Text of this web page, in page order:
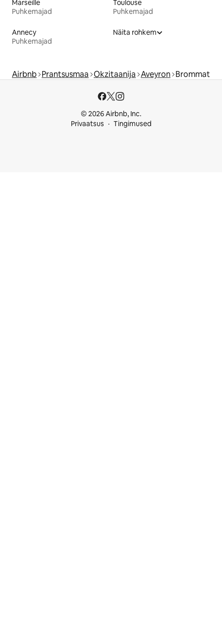
Marseille
Puhkemajad
Toulouse
Puhkemajad
Annecy
Puhkemajad
Näita rohkem
Airbnb Prantsusmaa Okzitaanija Aveyron Brommat
© 2026 Airbnb, Inc.
Privaatsus
Tingimused